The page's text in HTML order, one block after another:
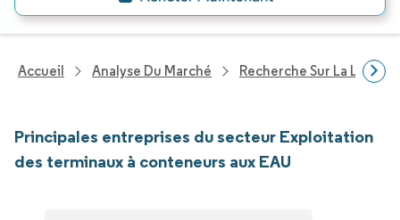
Accueil Analyse Du Marché Recherche Sur La
Principales entreprises du secteur Exploitation
des terminaux à conteneurs aux EAU